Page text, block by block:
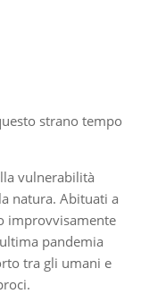
strano tempo
vulnerabilità
natura. Abituati a
improvvisamente
pandemia
tra gli umani e